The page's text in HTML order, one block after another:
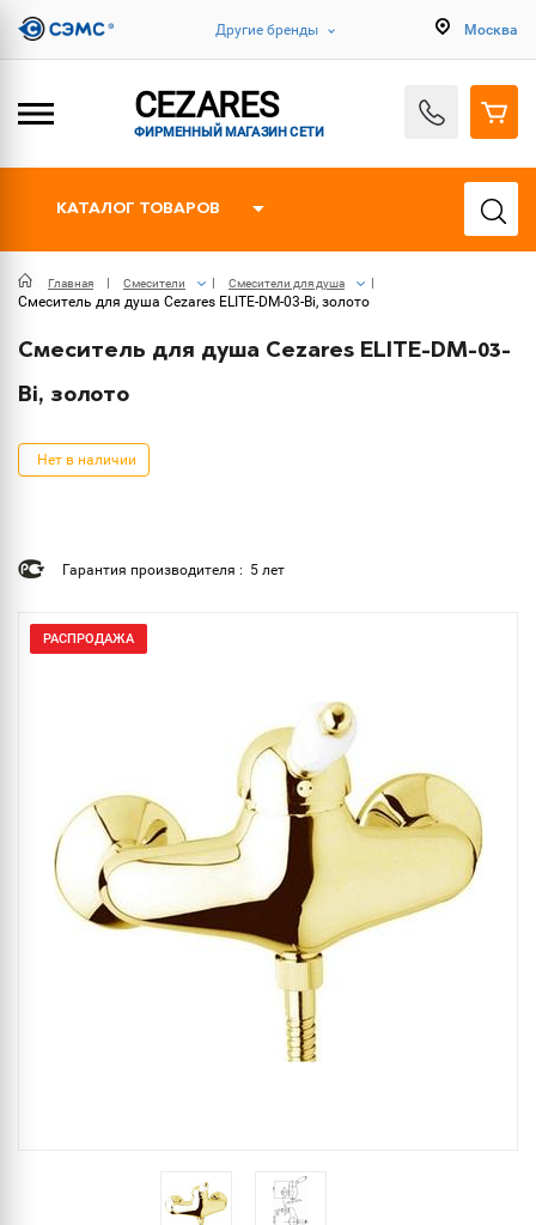
Другие бренды Москва
CEZARES
ФИРМЕННЫЙ МАГАЗИН СЕТИ
КАТАЛОГ ТОВАРОВ
Главная Смесители Смесители для душа
Смеситель для душа Cezares ELITE-DM-03-Bi, золото
Смеситель для душа Cezares ELITE-DM-03-
Bi, золото
Нет в наличии
Гарантия производителя : 5 лет
РАСПРОДАЖА